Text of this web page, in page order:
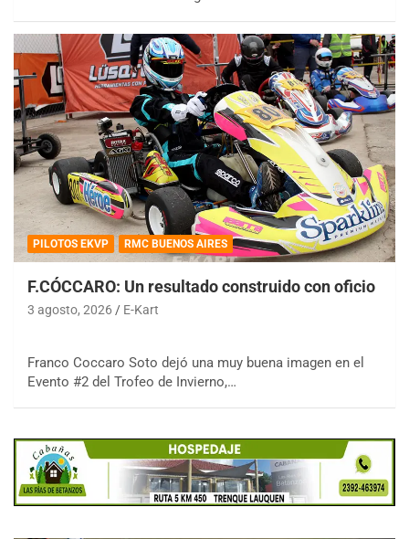
PILOTOS EKVP RMC BUENOS AIRES
F.CÓCCARO: Un resultado construido con oficio
3 agosto, 2026 E-Kart
Franco Coccaro Soto dejó una muy buena imagen en el
Evento #2 del Trofeo de Invierno,…